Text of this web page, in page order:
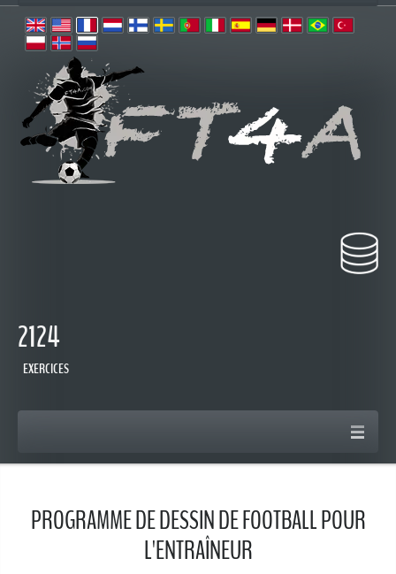
2124
EXERCICES
PROGRAMME DE DESSIN DE FOOTBALL POUR
L'ENTRAÎNEUR